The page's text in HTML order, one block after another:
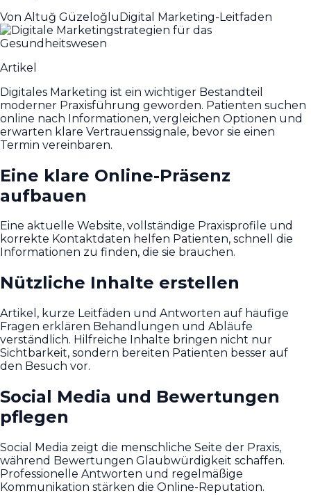
Von Altuğ GüzeloğluDigital Marketing-Leitfaden
Artikel
Digitales Marketing ist ein wichtiger Bestandteil
moderner Praxisführung geworden. Patienten suchen
online nach Informationen, vergleichen Optionen und
erwarten klare Vertrauenssignale, bevor sie einen
Termin vereinbaren.
Eine klare Online-Präsenz
aufbauen
Eine aktuelle Website, vollständige Praxisprofile und
korrekte Kontaktdaten helfen Patienten, schnell die
Informationen zu finden, die sie brauchen.
Nützliche Inhalte erstellen
Artikel, kurze Leitfäden und Antworten auf häufige
Fragen erklären Behandlungen und Abläufe
verständlich. Hilfreiche Inhalte bringen nicht nur
Sichtbarkeit, sondern bereiten Patienten besser auf
den Besuch vor.
Social Media und Bewertungen
pflegen
Social Media zeigt die menschliche Seite der Praxis,
während Bewertungen Glaubwürdigkeit schaffen.
Professionelle Antworten und regelmäßige
Kommunikation stärken die Online-Reputation.